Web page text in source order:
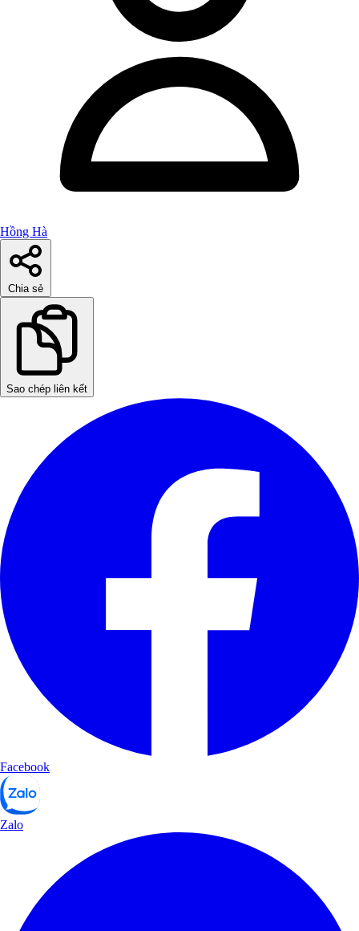
Hồng Hà
Chia sẻ
Sao chép liên kết
Facebook
Zalo